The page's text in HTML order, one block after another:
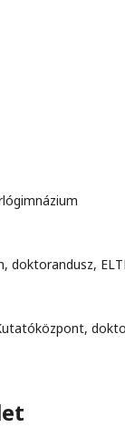
doktorandusz,